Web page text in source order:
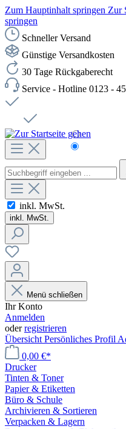
Zum Hauptinhalt springen Zur
springen
Schneller Versand
Günstige Versandkosten
30 Tage Rückgaberecht
Service - Hotline 0123 -
Čeština
inkl. MwSt.
inkl. MwSt.
Menü schließen
Ihr Konto
Anmelden
oderregistrieren
Übersicht Persönliches Profil
0,00 €*
Drucker
Tinten & Toner
Papier & Etiketten
Büro & Schule
Archivieren & Sortieren
Verpacken & Lagern